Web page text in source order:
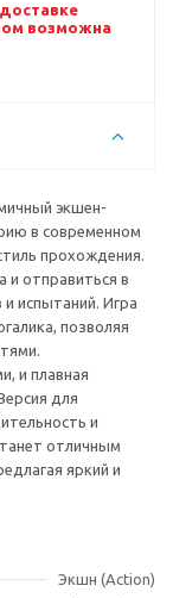
возможна
экшен-
в современном
прохождения.
и отправиться в
испытаний. Игра
позволяя
и плавная
для
и
отличным
яркий и
Экшн (Action)